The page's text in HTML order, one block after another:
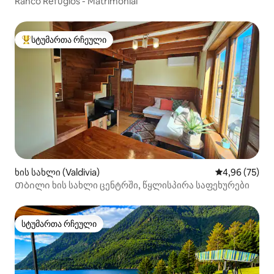
სტუმართა რჩეული მოწინავე ვარიანტი
სტუმართა რჩეული
ხის სახლი (Valdivia) საშუალო
4,96 (75)
Თბილი ხის სახლი ცენტრში, წყლისპირა საფეხურები
სტუმართა რჩეული
სტუმართა რჩეული